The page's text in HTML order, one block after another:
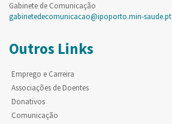
Gabinete de Comunicação
gabinetedecomunicacao@ipoporto.min-saude.pt
Outros Links
Emprego e Carreira
Associações de Doentes
Donativos
Comunicação